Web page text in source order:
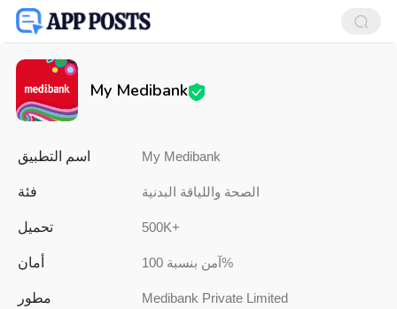
My Medibank
اسم التطبيق My Medibank
فئة الصحة واللياقة البدنية
تحميل 500K+
أمان آمن بنسبة 100%
مطور Medibank Private Limited